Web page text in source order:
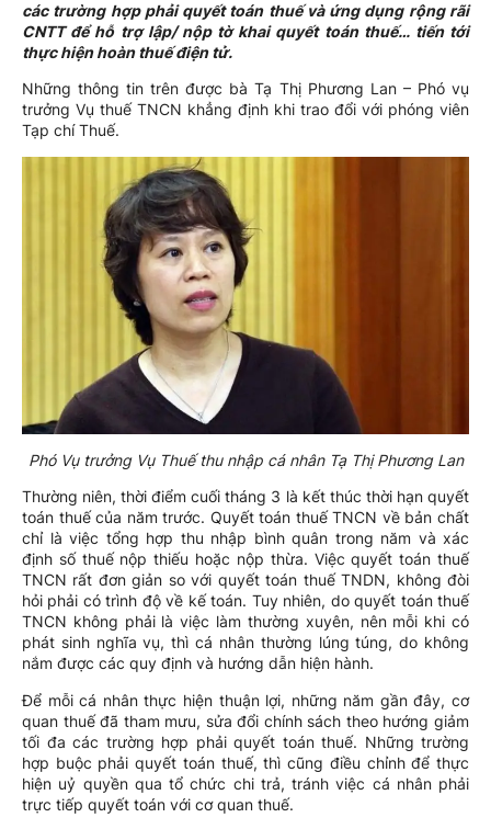
các trường hợp phải quyết toán thuế và ứng dụng rộng rãi
CNTT để hỗ trợ lập/ nộp tờ khai quyết toán thuế… tiến tới
thực hiện hoàn thuế điện tử.
Những thông tin trên được bà Tạ Thị Phương Lan – Phó vụ
trưởng Vụ thuế TNCN khẳng định khi trao đổi với phóng viên
Tạp chí Thuế.
Phó Vụ trưởng Vụ Thuế thu nhập cá nhân Tạ Thị Phương Lan
Thường niên, thời điểm cuối tháng 3 là kết thúc thời hạn quyết
toán thuế của năm trước. Quyết toán thuế TNCN về bản chất
chỉ là việc tổng hợp thu nhập bình quân trong năm và xác
định số thuế nộp thiếu hoặc nộp thừa. Việc quyết toán thuế
TNCN rất đơn giản so với quyết toán thuế TNDN, không đòi
hỏi phải có trình độ về kế toán. Tuy nhiên, do quyết toán thuế
TNCN không phải là việc làm thường xuyên, nên mỗi khi có
phát sinh nghĩa vụ, thì cá nhân thường lúng túng, do không
nắm được các quy định và hướng dẫn hiện hành.
Để mỗi cá nhân thực hiện thuận lợi, những năm gần đây, cơ
quan thuế đã tham mưu, sửa đổi chính sách theo hướng giảm
tối đa các trường hợp phải quyết toán thuế. Những trường
hợp buộc phải quyết toán thuế, thì cũng điều chỉnh để thực
hiện uỷ quyền qua tổ chức chi trả, tránh việc cá nhân phải
trực tiếp quyết toán với cơ quan thuế.